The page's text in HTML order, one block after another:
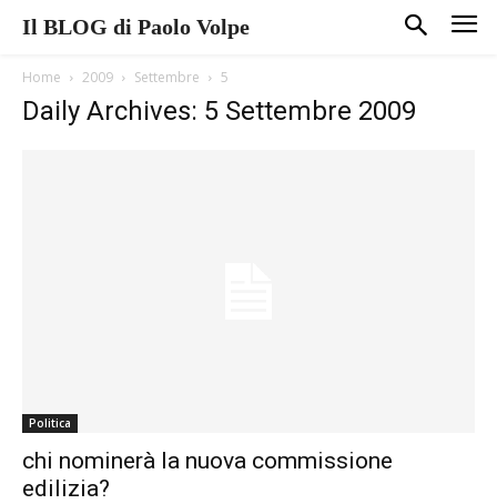
Il BLOG di Paolo Volpe
Home 2009 Settembre 5
Daily Archives: 5 Settembre 2009
Politica
chi nominerà la nuova commissione
edilizia?